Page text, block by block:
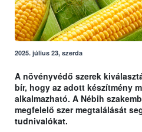
2025. július 23, szerda
A növényvédő szerek
bír, hogy az adott készítmény
alkalmazható. A Nébih
megfelelő szer megtalálását
tudnivalókat.